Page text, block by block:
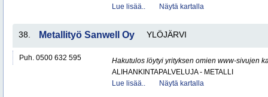
Lue lisää..
Näytä kartalla
38. Metallityö Sanwell Oy YLÖJÄRVI
Puh. 0500 632 595
Hakutulos löytyi yrityksen omien www-sivujen
ALIHANKINTAPALVELUJA - METALLI
Lue lisää..
Näytä kartalla